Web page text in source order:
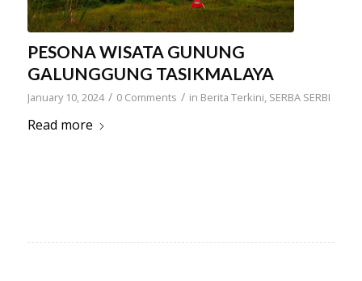
PESONA WISATA GUNUNG
GALUNGGUNG TASIKMALAYA
January 10, 2024 / 0 Comments / in Berita Terkini, SERBA SERBI
Read more